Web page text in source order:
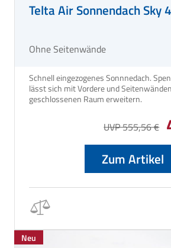
Telta Air Sonnendach Sky
Ohne Seitenwände
Schnell eingezogenes Sonnnedach.
lässt sich mit Vordere und
UVP 555,56 €
Zum Artikel
Neu